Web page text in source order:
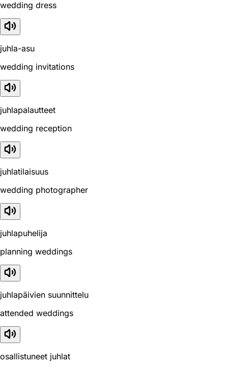
wedding dress
juhla-asu
wedding invitations
juhlapalautteet
wedding reception
juhlatilaisuus
wedding photographer
juhlapuhelija
planning weddings
juhlapäivien suunnittelu
attended weddings
osallistuneet juhlat